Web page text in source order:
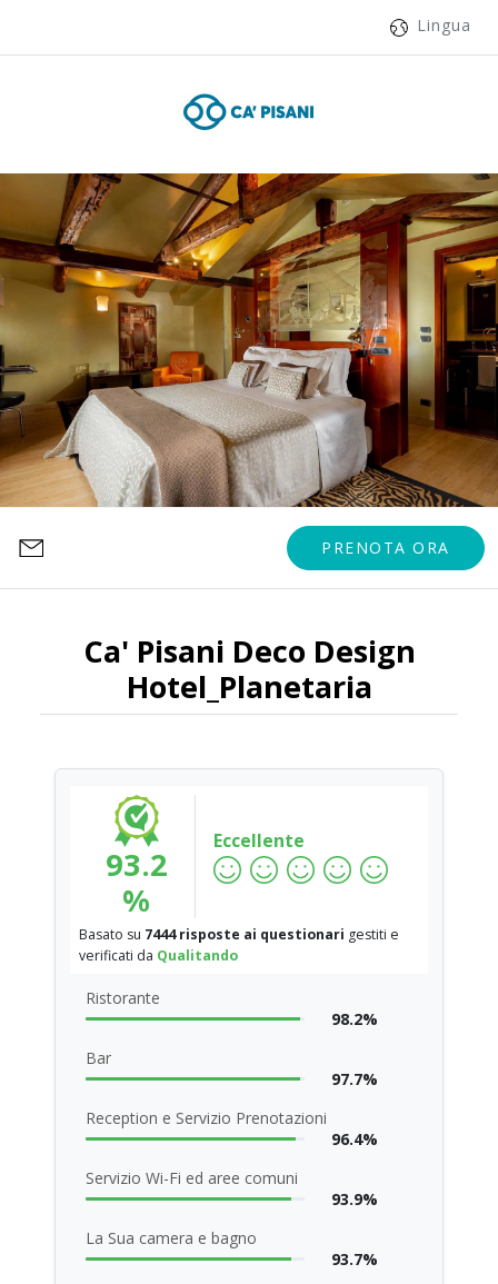
Lingua
PRENOTA ORA
Ca' Pisani Deco Design
Hotel_Planetaria
93.2
%
Eccellente
Basato su 7444 risposte ai questionari gestiti e
verificati da Qualitando
Ristorante
98.2%
Bar
97.7%
Reception e Servizio Prenotazioni
96.4%
Servizio Wi-Fi ed aree comuni
93.9%
La Sua camera e bagno
93.7%